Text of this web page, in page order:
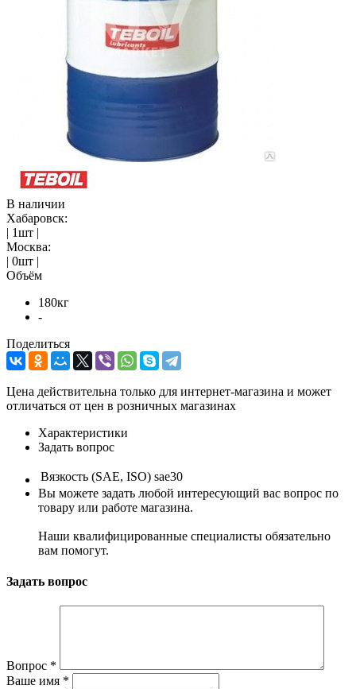
В наличии
Хабаровск:
| 1шт |
Москва:
| 0шт |
Объём
180кг
-
Поделиться
Цена действительна только для интернет-магазина и может
отличаться от цен в розничных магазинах
Характеристики
Задать вопрос
Вязкость (SAE, ISO) sae30
Вы можете задать любой интересующий вас вопрос по
товару или работе магазина.
Наши квалифицированные специалисты обязательно
вам помогут.
Задать вопрос
Вопрос *
Ваше имя *